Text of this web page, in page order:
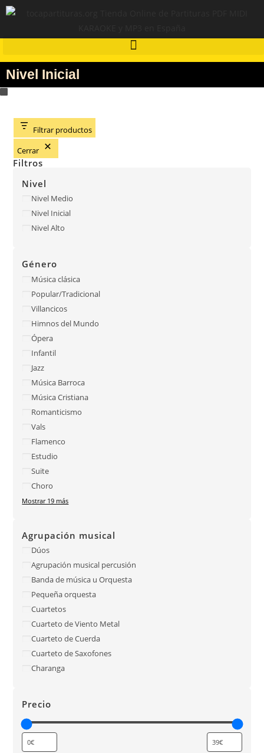
Nivel Inicial
Filtrar productos
Cerrar
Filtros
Nivel
Nivel Medio
Nivel Inicial
Nivel Alto
Género
Música clásica
Popular/Tradicional
Villancicos
Himnos del Mundo
Ópera
Infantil
Jazz
Música Barroca
Música Cristiana
Romanticismo
Vals
Flamenco
Estudio
Suite
Choro
Mostrar 19 más
Agrupación musical
Dúos
Agrupación musical percusión
Banda de música u Orquesta
Pequeña orquesta
Cuartetos
Cuarteto de Viento Metal
Cuarteto de Cuerda
Cuarteto de Saxofones
Charanga
Precio